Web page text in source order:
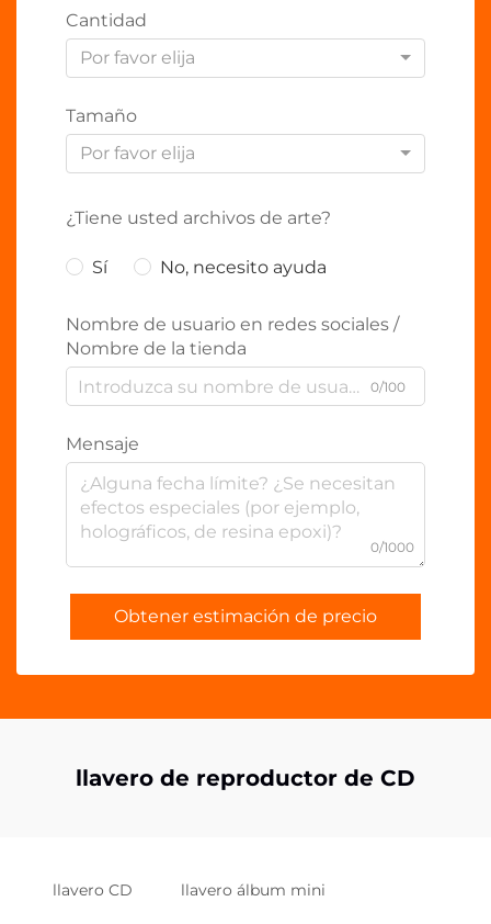
Cantidad
Por favor elija
Tamaño
Por favor elija
¿Tiene usted archivos de arte?
Sí No, necesito ayuda
Nombre de usuario en redes sociales /
Nombre de la tienda
0/100
Mensaje
0/1000
Obtener estimación de precio
llavero de reproductor de CD
llavero CD llavero álbum mini